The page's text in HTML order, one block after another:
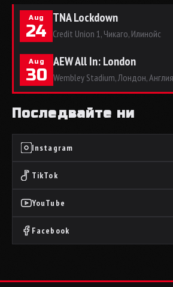
Aug
24
TNA Lockdown
Credit Union 1, Чикаго, Илинойс
Aug
30
AEW All In: London
Wembley Stadium, Лондон, Англия
Последвайте ни
Instagram
TikTok
YouTube
Facebook